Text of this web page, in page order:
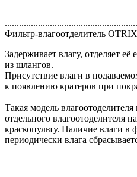
Фильтр-влагоотделитель
Задерживает влагу, отделяет её
из шлангов.
Присутствие влаги в
к появлению кратеров при
Такая модель влагоотоделителя
отдельного влагоотоделителя
краскопульту. Наличие влаги в
периодически влага